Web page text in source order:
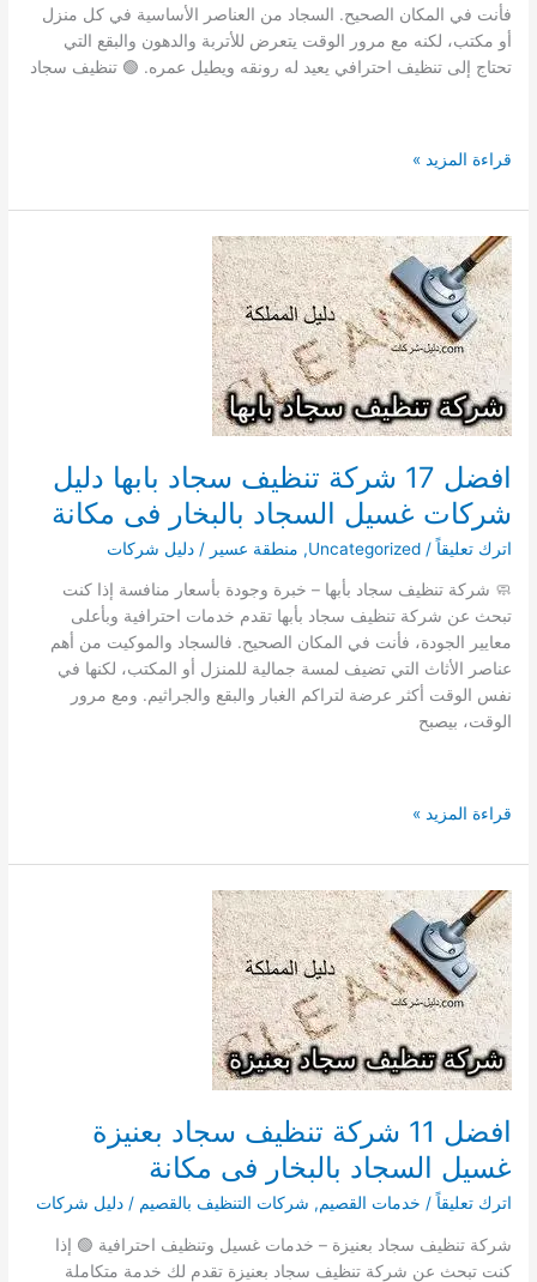
فأنت في المكان الصحيح. السجاد من العناصر الأساسية في كل منزل
أو مكتب، لكنه مع مرور الوقت يتعرض للأتربة والدهون والبقع التي
تحتاج إلى تنظيف احترافي يعيد له رونقه ويطيل عمره. 🟢 تنظيف سجاد
افضل
شركة
تنظيف
سجاد
بخميس
مشيط
ارخص
شركات
غسيل
السجاد
فى
قراءة المزيد »
افضل 17 شركة تنظيف سجاد بابها دليل
شركات غسيل السجاد بالبخار فى مكانة
اترك تعليقاً /
Uncategorized
, منطقة عسير /دليل شركات
🧼 شركة تنظيف سجاد بأبها – خبرة وجودة بأسعار منافسة إذا كنت
تبحث عن شركة تنظيف سجاد بأبها تقدم خدمات احترافية وبأعلى
معايير الجودة، فأنت في المكان الصحيح. فالسجاد والموكيت من أهم
عناصر الأثاث التي تضيف لمسة جمالية للمنزل أو المكتب، لكنها في
نفس الوقت أكثر عرضة لتراكم الغبار والبقع والجراثيم. ومع مرور
الوقت، بيصبح
افضل
شركة
تنظيف
سجاد
بابها
دليل
شركات
غسيل
السجاد
بالبخار
مكانة
قراءة المزيد »
افضل 11 شركة تنظيف سجاد بعنيزة
غسيل السجاد بالبخار فى مكانة
اترك تعليقاً / خدمات القصيم, شركات التنظيف بالقصيم /دليل شركات
شركة تنظيف سجاد بعنيزة – خدمات غسيل وتنظيف احترافية 🟢 إذا
كنت تبحث عن شركة تنظيف سجاد بعنيزة تقدم لك خدمة متكاملة